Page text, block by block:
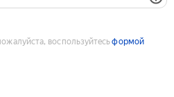
воспользуйтесьформой